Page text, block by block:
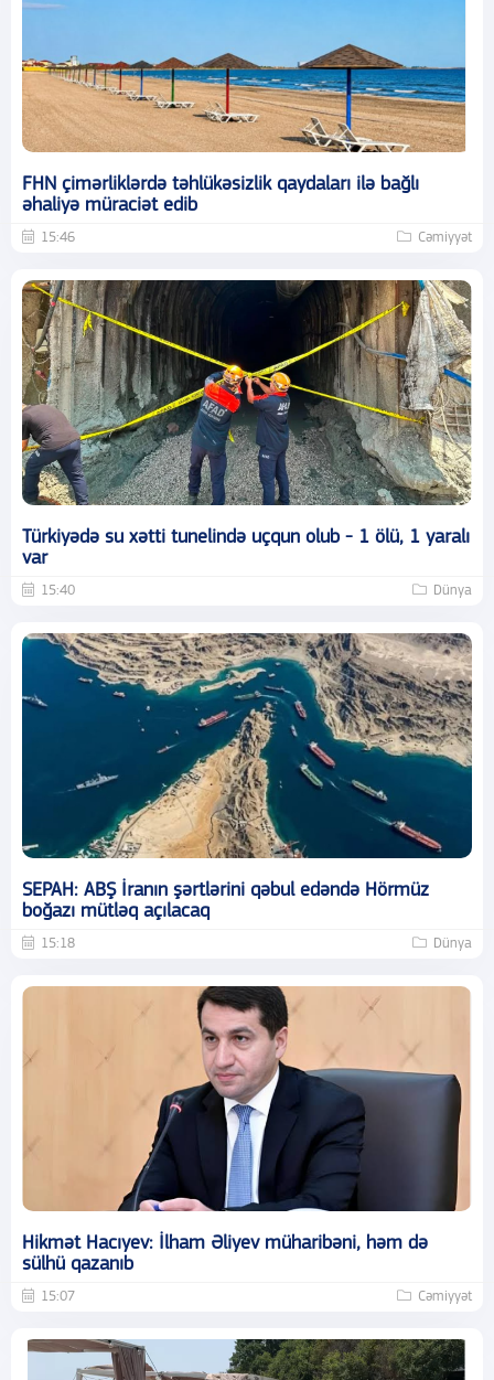
FHN çimərliklərdə təhlükəsizlik qaydaları ilə bağlı
əhaliyə müraciət edib
15:46 Cəmiyyət
Türkiyədə su xətti tunelində uçqun olub - 1 ölü, 1 yaralı
var
15:40 Dünya
SEPAH: ABŞ İranın şərtlərini qəbul edəndə Hörmüz
boğazı mütləq açılacaq
15:18 Dünya
Hikmət Hacıyev: İlham Əliyev müharibəni, həm də
sülhü qazanıb
15:07 Cəmiyyət